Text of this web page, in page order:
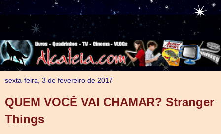
sexta-feira, 3 de fevereiro de 2017
QUEM VOCÊ VAI CHAMAR? Stranger
Things